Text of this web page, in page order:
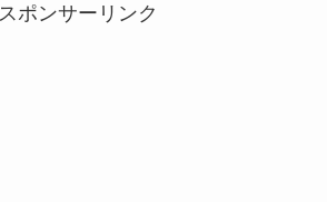
スポンサーリンク